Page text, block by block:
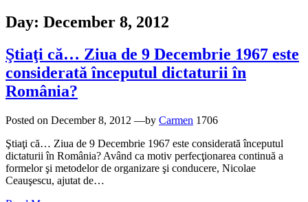
Day: December 8, 2012
Ştiaţi că… Ziua de 9 Decembrie 1967 este
considerată începutul dictaturii în
România?
Posted on December 8, 2012 —by Carmen 1706
Ştiaţi că… Ziua de 9 Decembrie 1967 este considerată începutul
dictaturii în România? Având ca motiv perfecţionarea continuă a
formelor şi metodelor de organizare şi conducere, Nicolae
Ceauşescu, ajutat de…